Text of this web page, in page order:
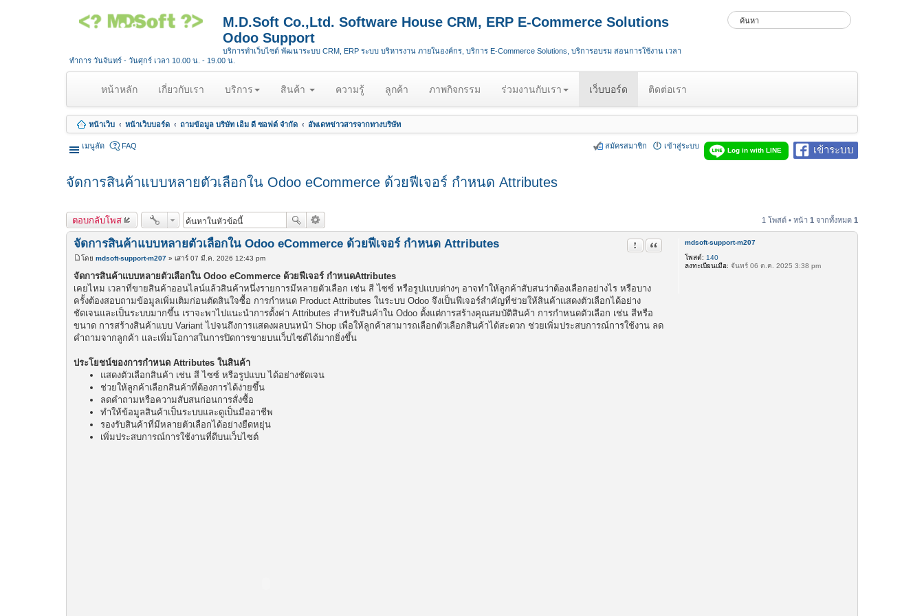
M.D.Soft Co.,Ltd. Software House CRM, ERP E-Commerce Solutions
Odoo Support
บริการทำเว็บไซต์ พัฒนาระบบ CRM, ERP ระบบ บริหารงาน ภายในองค์กร, บริการ E-Commerce Solutions, บริการอบรม สอนการใช้งาน เวลา
ทำการ วันจันทร์ - วันศุกร์ เวลา 10.00 น. - 19.00 น.
หน้าหลัก(
u
r
t
เกี่ยวกับเรา บริการ สินค้า ความรู้ ลูกค้า ภาพกิจกรรม ร่วมงานกับเรา เว็บบอร์ด ติดต่อเรา
หน้าเว็บ หน้าเว็บบอร์ด ถามข้อมูล บริษัท เอ็ม ดี ซอฟต์ จำกัด อัพเดทข่าวสารจากทางบริษัท
เมนูลัด เข้าระบบ
Log in with LINE
FAQ เข้าสู่ระบบ
สมัครสมาชิก
จัดการสินค้าแบบหลายตัวเลือกใน Odoo eCommerce ด้วยฟีเจอร์ กำหนด Attributes
ตอบกลับโพส 1 โพสต์ • หน้า 1 จากทั้งหมด 1
mdsoft-support-m207
โพสต์: 140
ลงทะเบียนเมื่อ: จันทร์ 06 ต.ค. 2025 3:38 pm
จัดการสินค้าแบบหลายตัวเลือกใน Odoo eCommerce ด้วยฟีเจอร์ กำหนด Attributes รายงานในข้อความ
อ้างคำพูด
พ
ส
ต์
โดย mdsoft-support-m207 » เสาร์ 07 มี.ค. 2026 12:43 pm
จัดการสินค้าแบบหลายตัวเลือกใน Odoo eCommerce ด้วยฟีเจอร์ กำหนดAttributes
เคยไหม เวลาที่ขายสินค้าออนไลน์แล้วสินค้าหนึ่งรายการมีหลายตัวเลือก เช่น สี ไซซ์ หรือรูปแบบต่างๆ อาจทำให้ลูกค้าสับสนว่าต้องเลือกอย่างไร หรือบาง
ครั้งต้องสอบถามข้อมูลเพิ่มเติมก่อนตัดสินใจซื้อ การกำหนด Product Attributes ในระบบ Odoo จึงเป็นฟีเจอร์สำคัญที่ช่วยให้สินค้าแสดงตัวเลือกได้อย่าง
ชัดเจนและเป็นระบบมากขึ้น เราจะพาไปแนะนำการตั้งค่า Attributes สำหรับสินค้าใน Odoo ตั้งแต่การสร้างคุณสมบัติสินค้า การกำหนดตัวเลือก เช่น สีหรือ
ขนาด การสร้างสินค้าแบบ Variant ไปจนถึงการแสดงผลบนหน้า Shop เพื่อให้ลูกค้าสามารถเลือกตัวเลือกสินค้าได้สะดวก ช่วยเพิ่มประสบการณ์การใช้งาน ลด
คำถามจากลูกค้า และเพิ่มโอกาสในการปิดการขายบนเว็บไซต์ได้มากยิ่งขึ้น
ประโยชน์ของการกำหนด Attributes ในสินค้า
แสดงตัวเลือกสินค้า เช่น สี ไซซ์ หรือรูปแบบ ได้อย่างชัดเจน
ช่วยให้ลูกค้าเลือกสินค้าที่ต้องการได้ง่ายขึ้น
ลดคำถามหรือความสับสนก่อนการสั่งซื้อ
ทำให้ข้อมูลสินค้าเป็นระบบและดูเป็นมืออาชีพ
รองรับสินค้าที่มีหลายตัวเลือกได้อย่างยืดหยุ่น
เพิ่มประสบการณ์การใช้งานที่ดีบนเว็บไซต์